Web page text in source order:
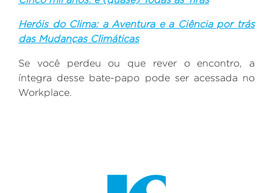
Heróis do Clima: a Aventura e a Ciência por trás
das Mudanças Climáticas
Se você perdeu ou que rever o encontro, a
íntegra desse bate-papo pode ser acessada no
Workplace.